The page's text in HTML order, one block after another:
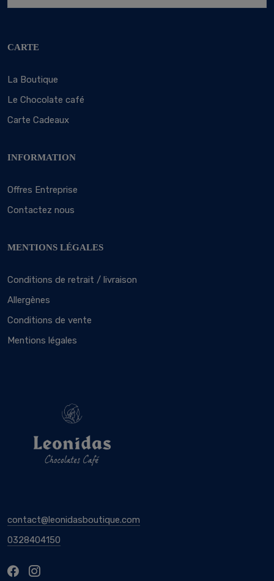
CARTE
La Boutique
Le Chocolate café
Carte Cadeaux
INFORMATION
Offres Entreprise
Contactez nous
MENTIONS LÉGALES
Conditions de retrait / livraison
Allergènes
Conditions de vente
Mentions légales
contact@leonidasboutique.com
0328404150